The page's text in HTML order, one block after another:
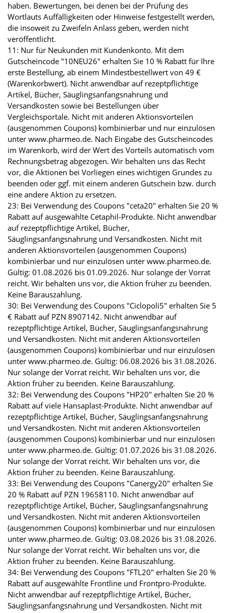
haben. Bewertungen, bei denen bei der Prüfung des
Wortlauts Auffälligkeiten oder Hinweise festgestellt werden,
die insoweit zu Zweifeln Anlass geben, werden nicht
veröffentlicht.
11: Nur für Neukunden mit Kundenkonto. Mit dem
Gutscheincode "10NEU26" erhalten Sie 10 % Rabatt für Ihre
erste Bestellung, ab einem Mindestbestellwert von 49 €
(Warenkorbwert). Nicht anwendbar auf rezeptpflichtige
Artikel, Bücher, Säuglingsanfangsnahrung und
Versandkosten sowie bei Bestellungen über
Vergleichsportale. Nicht mit anderen Aktionsvorteilen
(ausgenommen Coupons) kombinierbar und nur einzulösen
unter www.pharmeo.de. Nach Eingabe des Gutscheincodes
im Warenkorb, wird der Wert des Vorteils automatisch vom
Rechnungsbetrag abgezogen. Wir behalten uns das Recht
vor, die Aktionen bei Vorliegen eines wichtigen Grundes zu
beenden oder ggf. mit einem anderen Gutschein bzw. durch
eine andere Aktion zu ersetzen.
23: Bei Verwendung des Coupons "ceta20" erhalten Sie 20 %
Rabatt auf ausgewählte Cetaphil-Produkte. Nicht anwendbar
auf rezeptpflichtige Artikel, Bücher,
Säuglingsanfangsnahrung und Versandkosten. Nicht mit
anderen Aktionsvorteilen (ausgenommen Coupons)
kombinierbar und nur einzulösen unter www.pharmeo.de.
Gültig: 01.08.2026 bis 01.09.2026. Nur solange der Vorrat
reicht. Wir behalten uns vor, die Aktion früher zu beenden.
Keine Barauszahlung.
30: Bei Verwendung des Coupons "Ciclopoli5" erhalten Sie 5
€ Rabatt auf PZN 8907142. Nicht anwendbar auf
rezeptpflichtige Artikel, Bücher, Säuglingsanfangsnahrung
und Versandkosten. Nicht mit anderen Aktionsvorteilen
(ausgenommen Coupons) kombinierbar und nur einzulösen
unter www.pharmeo.de. Gültig: 06.08.2026 bis 31.08.2026.
Nur solange der Vorrat reicht. Wir behalten uns vor, die
Aktion früher zu beenden. Keine Barauszahlung.
32: Bei Verwendung des Coupons "HP20" erhalten Sie 20 %
Rabatt auf viele Hansaplast-Produkte. Nicht anwendbar auf
rezeptpflichtige Artikel, Bücher, Säuglingsanfangsnahrung
und Versandkosten. Nicht mit anderen Aktionsvorteilen
(ausgenommen Coupons) kombinierbar und nur einzulösen
unter www.pharmeo.de. Gültig: 01.07.2026 bis 31.08.2026.
Nur solange der Vorrat reicht. Wir behalten uns vor, die
Aktion früher zu beenden. Keine Barauszahlung.
33: Bei Verwendung des Coupons "Canergy20" erhalten Sie
20 % Rabatt auf PZN 19658110. Nicht anwendbar auf
rezeptpflichtige Artikel, Bücher, Säuglingsanfangsnahrung
und Versandkosten. Nicht mit anderen Aktionsvorteilen
(ausgenommen Coupons) kombinierbar und nur einzulösen
unter www.pharmeo.de. Gültig: 03.08.2026 bis 31.08.2026.
Nur solange der Vorrat reicht. Wir behalten uns vor, die
Aktion früher zu beenden. Keine Barauszahlung.
34: Bei Verwendung des Coupons "FTL20" erhalten Sie 20 %
Rabatt auf ausgewählte Frontline und Frontpro-Produkte.
Nicht anwendbar auf rezeptpflichtige Artikel, Bücher,
Säuglingsanfangsnahrung und Versandkosten. Nicht mit